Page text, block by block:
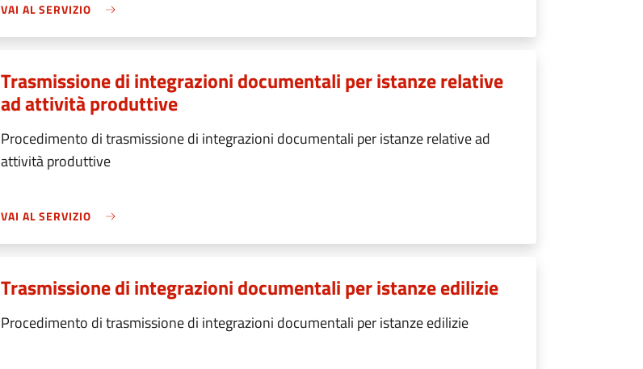
VAI AL SERVIZIO
Trasmissione di integrazioni documentali per istanze relative
ad attività produttive
Procedimento di trasmissione di integrazioni documentali per istanze relative ad
attività produttive
VAI AL SERVIZIO
Trasmissione di integrazioni documentali per istanze edilizie
Procedimento di trasmissione di integrazioni documentali per istanze edilizie